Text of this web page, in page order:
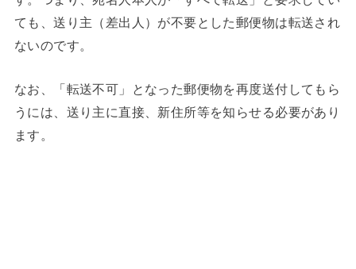
ても、送り主（差出人）が不要とした郵便物は転送され
ないのです。
なお、「転送不可」となった郵便物を再度送付してもら
うには、送り主に直接、新住所等を知らせる必要があり
ます。